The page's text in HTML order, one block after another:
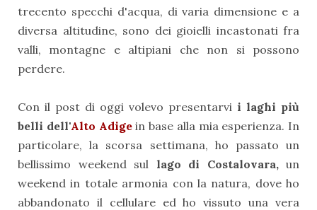
trecento specchi d'acqua, di varia dimensione e a
diversa altitudine, sono dei gioielli incastonati fra
valli, montagne e altipiani che non si possono
perdere.
Con il post di oggi volevo presentarvi i laghi più
belli dell'Alto Adige in base alla mia esperienza. In
particolare, la scorsa settimana, ho passato un
bellissimo weekend sul lago di Costalovara, un
weekend in totale armonia con la natura, dove ho
abbandonato il cellulare ed ho vissuto una vera